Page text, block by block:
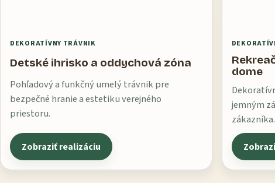
DEKORATÍVNY TRÁVNIK
Detské ihrisko a oddychová zóna
Pohľadový a funkčný umelý trávnik pre
bezpečné hranie a estetiku verejného
priestoru.
Zobraziť realizáciu
dome
jemným
zákazníka.